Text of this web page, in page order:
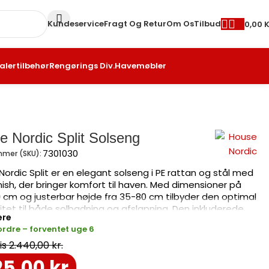
KundeserviceFragt Og ReturOm OsTilbud 0,00
Rengørings Div.Havemøbler
Nordic Split Solseng
(SKU): 7301030
Split er en elegant solseng i PE rattan og stål med
der bringer komfort til haven. Med dimensioner på
cm og justerbar højde fra 35-80 cm tilbyder den optimal
til både solbadning og afslapning. Den inkluderede
vejrbestandige konstruktion gør den til det perfekte
moderne havemøbler. Solsengen leveres samlet og er
med det samme.
– forventet uge 6
2.440,00kr.